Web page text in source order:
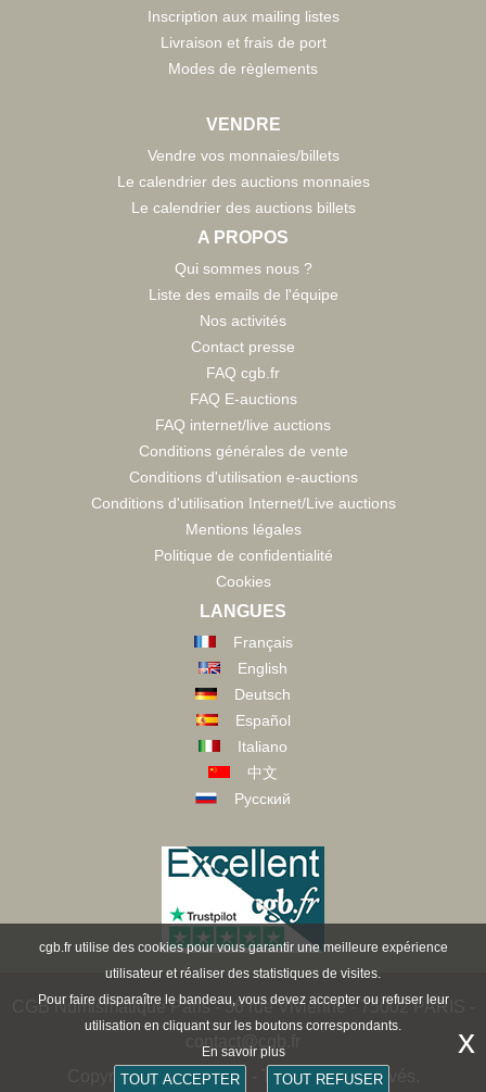
Inscription aux mailing listes
Livraison et frais de port
Modes de règlements
VENDRE
Vendre vos monnaies/billets
Le calendrier des auctions monnaies
Le calendrier des auctions billets
A PROPOS
Qui sommes nous ?
Liste des emails de l'équipe
Nos activités
Contact presse
FAQ cgb.fr
FAQ E-auctions
FAQ internet/live auctions
Conditions générales de vente
Conditions d'utilisation e-auctions
Conditions d'utilisation Internet/Live auctions
Mentions légales
Politique de confidentialité
Cookies
LANGUES
Français
English
Deutsch
Español
Italiano
中文
Русский
CGB Numismatique Paris - 36 rue Vivienne - 75002 PARIS -
Copyright @1997-2025 - Tous droits réservés.
cgb.fr utilise des cookies pour vous garantir une meilleure expérience
utilisateur et réaliser des statistiques de visites.
Pour faire disparaître le bandeau, vous devez accepter ou refuser leur
utilisation en cliquant sur les boutons correspondants.
En savoir plus
TOUT ACCEPTER TOUT REFUSER
x